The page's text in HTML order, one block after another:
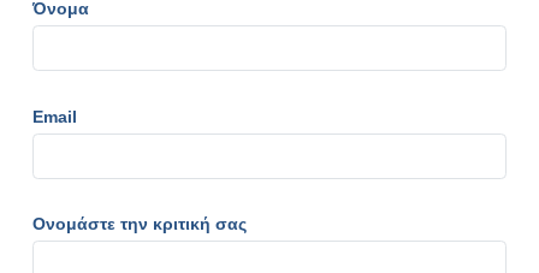
Όνομα
Email
Ονομάστε την κριτική σας